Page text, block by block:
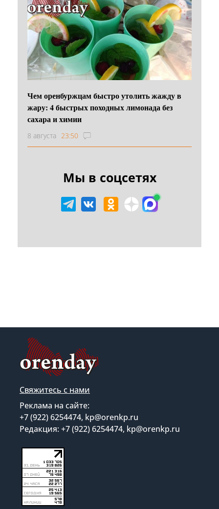
Чем оренбуржцам быстро утолить жажду в
жару: 4 быстрых походных лимонада без
сахара и химии
8 августа 23:50
Мы в соцсетях
Свяжитесь с нами
Реклама на сайте:
+7 (922) 6254474, kp@orenkp.ru
Редакция: +7 (922) 6254474, kp@orenkp.ru